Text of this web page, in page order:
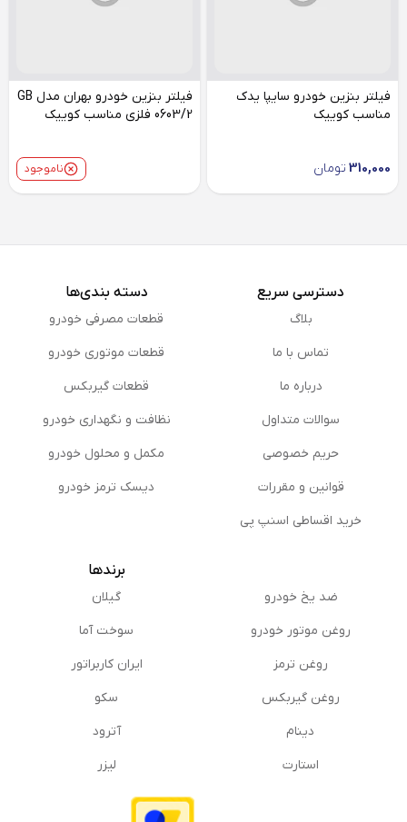
فیلتر بنزین خودرو سایپا یدک
مناسب کوییک
310,000 تومان
فیلتر بنزین خودرو بهران مدل GB
0603/2 فلزی مناسب کوییک
ناموجود
دسترسی سریع
بلاگ
تماس با ما
درباره ما
سوالات متداول
حریم خصوصی
قوانین و مقررات
خرید اقساطی اسنپ پی
دسته بندی‌ها
قطعات مصرفی خودرو
قطعات موتوری خودرو
قطعات گیربکس
نظافت و نگهداری خودرو
مكمل و محلول خودرو
دیسک ترمز خودرو
ضد یخ خودرو
روغن موتور خودرو
روغن ترمز
روغن گیربكس
دینام
استارت
برندها
گیلان
سوخت آما
ایران کاربراتور
سکو
آترود
لیزر